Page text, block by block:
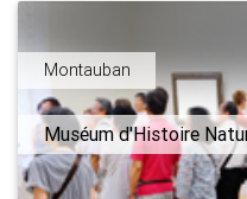
Montauban
Muséum d'Histoire